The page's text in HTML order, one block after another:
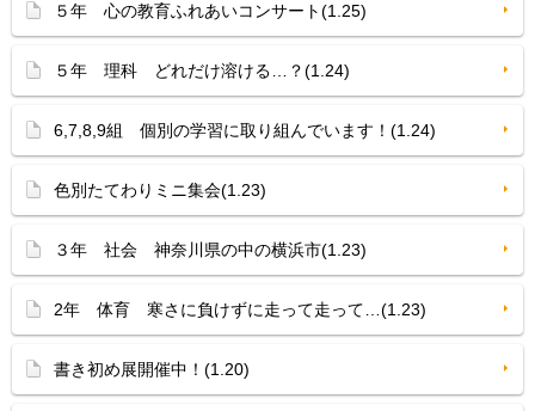
５年 心の教育ふれあいコンサート(1.25)
５年 理科 どれだけ溶ける…？(1.24)
6,7,8,9組 個別の学習に取り組んでいます！(1.24)
色別たてわりミニ集会(1.23)
３年 社会 神奈川県の中の横浜市(1.23)
2年 体育 寒さに負けずに走って走って…(1.23)
書き初め展開催中！(1.20)